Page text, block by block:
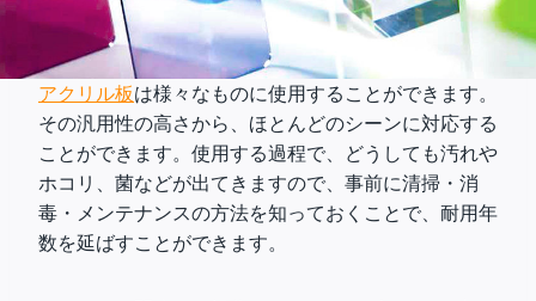
アクリル板は様々なものに使用することができます。
その汎用性の高さから、ほとんどのシーンに対応する
ことができます。使用する過程で、どうしても汚れや
ホコリ、菌などが出てきますので、事前に清掃・消
毒・メンテナンスの方法を知っておくことで、耐用年
数を延ばすことができます。